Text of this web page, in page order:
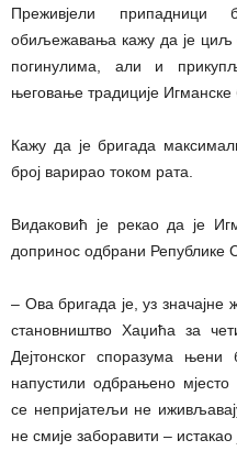
Преживјели припадници
обиљежавања кажу да је циљ
погинулима, али и
његовање традиције Игманске
Кажу да је бригада
број варирао током рата.
Видаковић је рекао да је
допринос одбрани Републике
– Ова бригада је, уз значајне
становништво Хаџића за
Дејтонског споразума
напустили одбрањено
се непријатељи не
не смије заборавити – истакао